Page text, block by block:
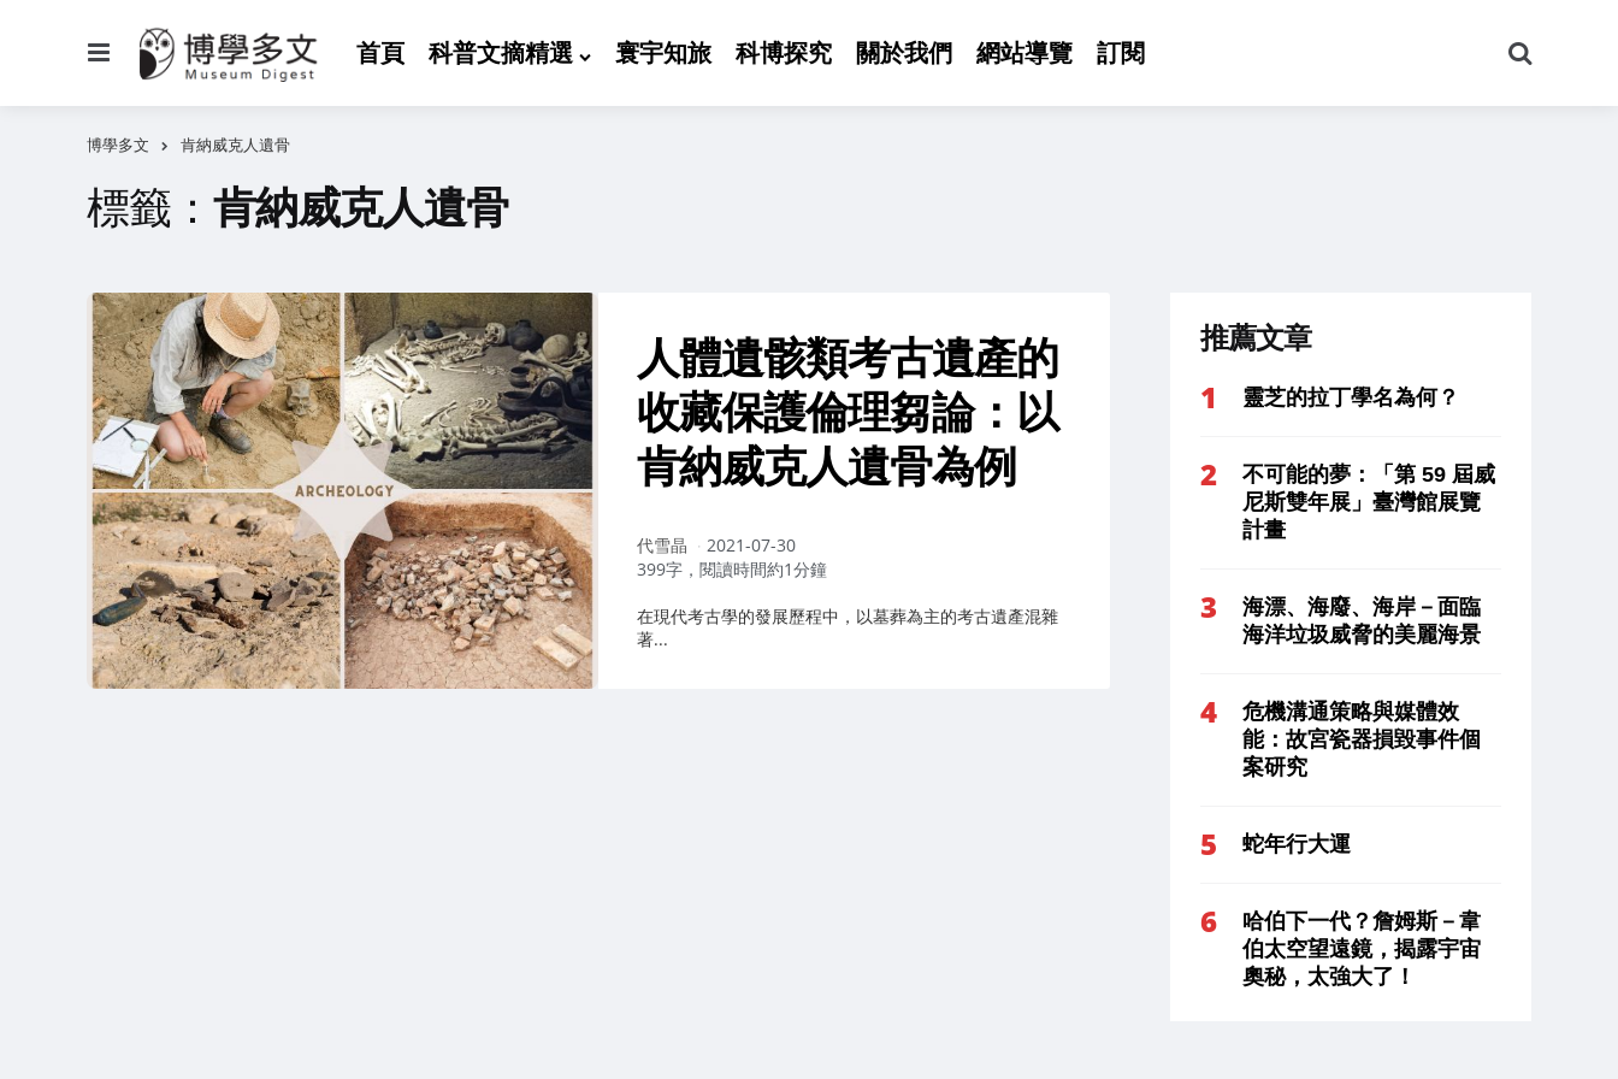
首頁 科普文摘精選 寰宇知旅 科博探究 關於我們 網站導覽 訂閱
尋
博學多文 肯納威克人遺骨
標籤： 肯納威克人遺骨
人體遺骸類考古遺產的
收藏保護倫理芻論：以
肯納威克人遺骨為例
作
者：
代雪晶
2021-07-30
399字，閱讀時間約1分鐘
在現代考古學的發展歷程中，以墓葬為主的考古遺產混雜
著...
推薦文章
靈芝的拉丁學名為何？
不可能的夢：「第 59 屆威
尼斯雙年展」臺灣館展覽
計畫
海漂、海廢、海岸－面臨
海洋垃圾威脅的美麗海景
危機溝通策略與媒體效
能：故宮瓷器損毀事件個
案研究
蛇年行大運
哈伯下一代？詹姆斯－韋
伯太空望遠鏡，揭露宇宙
奧秘，太強大了！